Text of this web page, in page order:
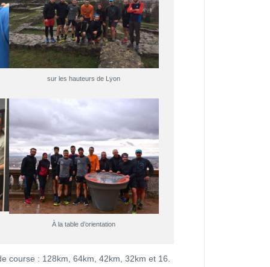
sur les hauteurs de Lyon
À la table d’orientation
course : 128km, 64km, 42km, 32km et 16.